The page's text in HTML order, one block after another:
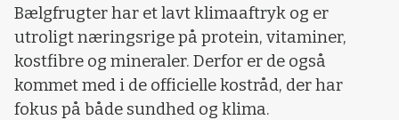
Bælgfrugter har et lavt klimaaftryk og er
utroligt næringsrige på protein, vitaminer,
kostfibre og mineraler. Derfor er de også
kommet med i de officielle kostråd, der har
fokus på både sundhed og klima.